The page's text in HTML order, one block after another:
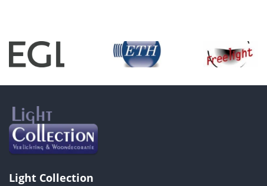
Light Collection